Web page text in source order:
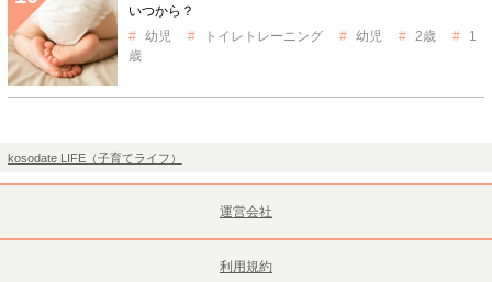
いつから？
幼児
トイレトレーニング 幼児 2歳
1
歳
kosodate LIFE（子育てライフ）
運営会社
利用規約